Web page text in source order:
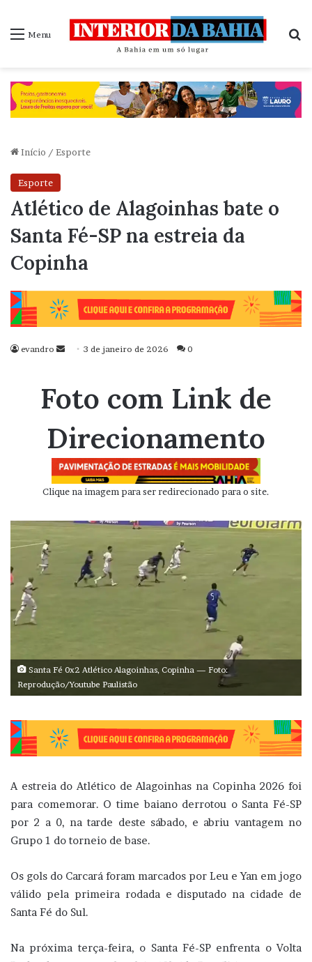
Menu
Início / Esporte
Esporte
Atlético de Alagoinhas bate o
Santa Fé-SP na estreia da
Copinha
evandro
Mande
mail
3 de janeiro de 2026 0
Foto com Link de
Direcionamento
Clique na imagem para ser redirecionado para o site.
Santa Fé 0x2 Atlético Alagoinhas, Copinha — Foto:
Reprodução/Youtube Paulistão
A estreia do Atlético de Alagoinhas na Copinha 2026 foi
para comemorar. O time baiano derrotou o Santa Fé-SP
por 2 a 0, na tarde deste sábado, e abriu vantagem no
Grupo 1 do torneio de base.
Os gols do Carcará foram marcados por Leu e Yan em jogo
válido pela primeira rodada e disputado na cidade de
Santa Fé do Sul.
Na próxima terça-feira, o Santa Fé-SP enfrenta o Volta